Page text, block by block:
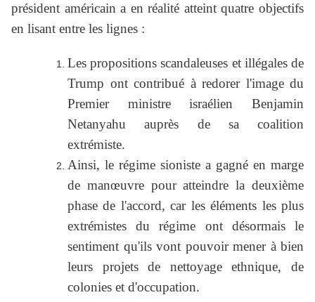
président américain a en réalité atteint quatre objectifs
en lisant entre les lignes :
Les propositions scandaleuses et illégales de
Trump ont contribué à redorer l'image du
Premier ministre israélien Benjamin
Netanyahu auprès de sa coalition
extrémiste.
Ainsi, le régime sioniste a gagné en marge
de manœuvre pour atteindre la deuxième
phase de l'accord, car les éléments les plus
extrémistes du régime ont désormais le
sentiment qu'ils vont pouvoir mener à bien
leurs projets de nettoyage ethnique, de
colonies et d'occupation.